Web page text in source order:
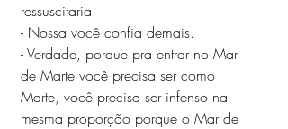
ressuscitaria.
- Nossa você confia demais.
- Verdade, porque pra entrar no Mar
de Marte você precisa ser como
Marte, você precisa ser infenso na
mesma proporção porque o Mar de